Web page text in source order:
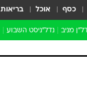
כסף אוכל בריאות
מניב נדל"ניסט השבוע